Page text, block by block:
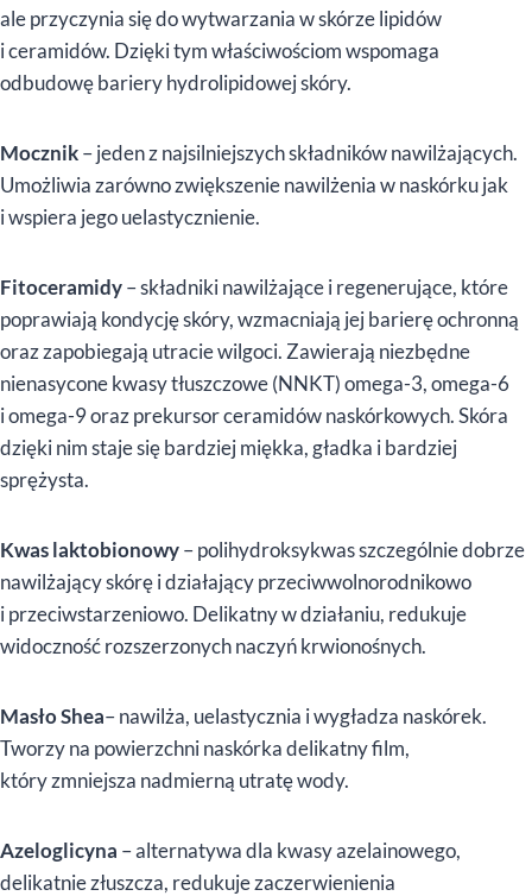
ale przyczynia się do wytwarzania w skórze lipidów
i ceramidów. Dzięki tym właściwościom wspomaga
odbudowę bariery hydrolipidowej skóry.
Mocznik– jeden z najsilniejszych składników nawilżających.
Umożliwia zarówno zwiększenie nawilżenia w naskórku jak
i wspiera jego uelastycznienie.
Fitoceramidy– składniki nawilżające i regenerujące, które
poprawiają kondycję skóry, wzmacniają jej barierę ochronną
oraz zapobiegają utracie wilgoci. Zawierają niezbędne
nienasycone kwasy tłuszczowe (NNKT) omega-3, omega-6
i omega-9 oraz prekursor ceramidów naskórkowych. Skóra
dzięki nim staje się bardziej miękka, gładka i bardziej
sprężysta.
Kwas laktobionowy– polihydroksykwas szczególnie dobrze
nawilżający skórę i działający przeciwwolnorodnikowo
i przeciwstarzeniowo. Delikatny w działaniu, redukuje
widoczność rozszerzonych naczyń krwionośnych.
Masło Shea– nawilża, uelastycznia i wygładza naskórek.
Tworzy na powierzchni naskórka delikatny film,
który zmniejsza nadmierną utratę wody.
Azeloglicyna – alternatywa dla kwasy azelainowego,
delikatnie złuszcza, redukuje zaczerwienienia